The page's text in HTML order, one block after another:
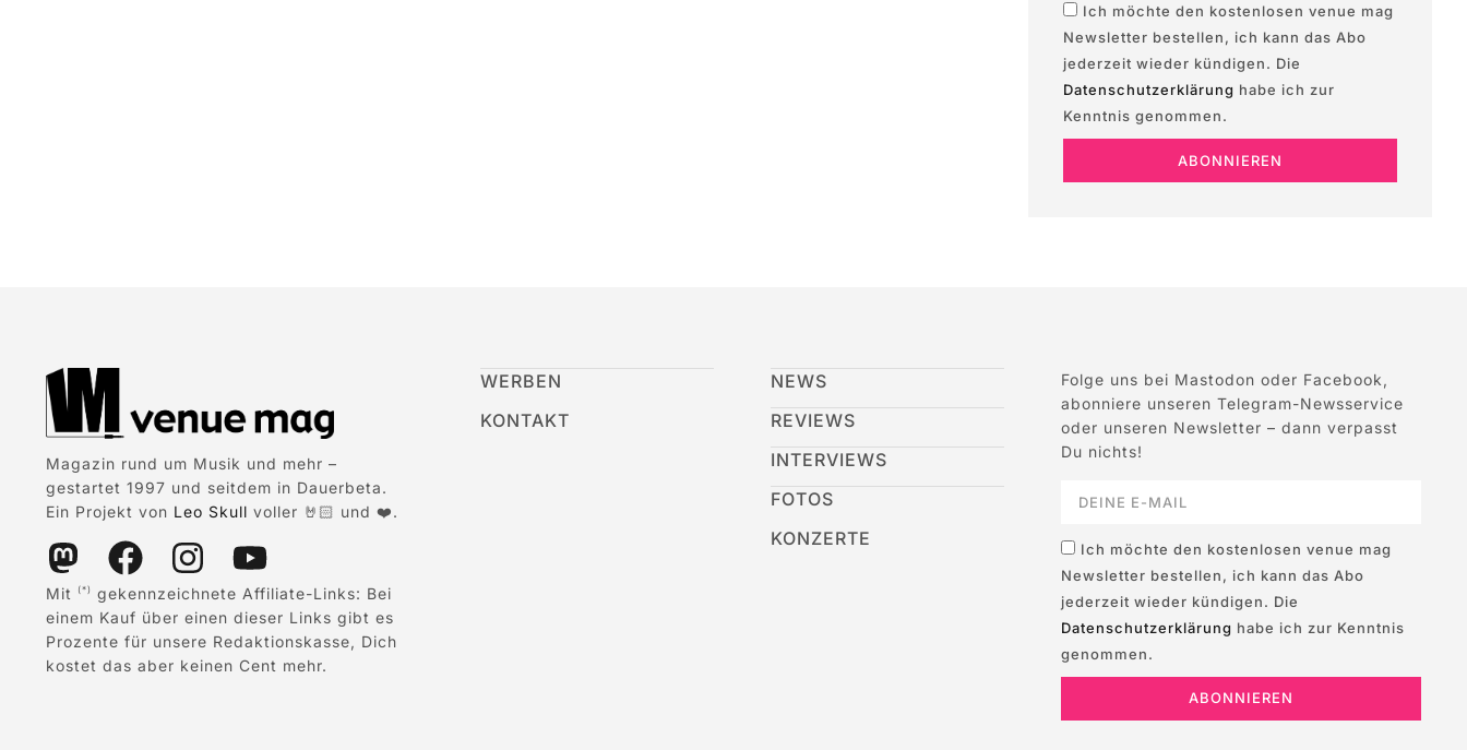
Ich möchte den kostenlosen venue mag
Newsletter bestellen, ich kann das Abo
jederzeit wieder kündigen. Die
Datenschutzerklärung habe ich zur
Kenntnis genommen.
ABONNIEREN
Magazin rund um Musik und mehr –
gestartet 1997 und seitdem in Dauerbeta.
Ein Projekt von Leo Skull voller 🤘🏻 und ❤️.
Mit (*)
gekennzeichnete Affiliate-Links: Bei
einem Kauf über einen dieser Links gibt es
Prozente für unsere Redaktionskasse, Dich
kostet das aber keinen Cent mehr.
WERBEN
KONTAKT
NEWS
REVIEWS
INTERVIEWS
FOTOS
KONZERTE
Folge uns bei Mastodon oder Facebook,
abonniere unseren Telegram-Newsservice
oder unseren Newsletter – dann verpasst
Du nichts!
Ich möchte den kostenlosen venue mag
Newsletter bestellen, ich kann das Abo
jederzeit wieder kündigen. Die
Datenschutzerklärung habe ich zur Kenntnis
genommen.
ABONNIEREN